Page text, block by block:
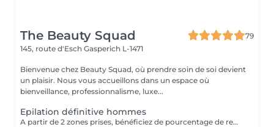
The Beauty Squad
79
145, route d'Esch Gasperich L-1471
Bienvenue chez Beauty Squad, où prendre soin de soi devient
un plaisir. Nous vous accueillons dans un espace où
bienveillance, professionnalisme, luxe...
Epilation définitive hommes
A partir de 2 zones prises, bénéficiez de pourcentage de remises. Plus d'informations durant votre rendez-vous d'information